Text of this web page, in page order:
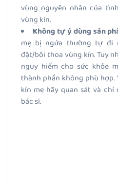
vùng nguyên nhân của
vùng kín.
Không tự ý dùng sản
mẹ bị ngứa thường tự đi
đặt/bôi thoa vùng kín. Tuy
nguy hiểm cho sức khỏe
thành phần không phù hợp.
kín mẹ hãy quan sát và
bác sĩ.